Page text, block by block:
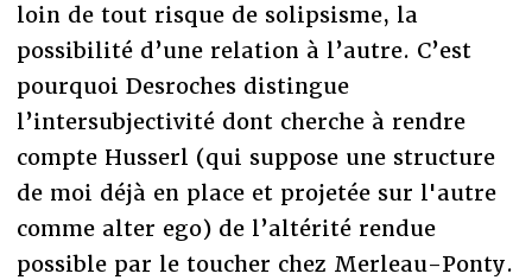
loin de tout risque de solipsisme, la
possibilité d’une relation à l’autre. C’est
pourquoi Desroches distingue
l’intersubjectivité dont cherche à rendre
compte Husserl (qui suppose une structure
de moi déjà en place et projetée sur l'autre
comme alter ego) de l’altérité rendue
possible par le toucher chez Merleau-Ponty.